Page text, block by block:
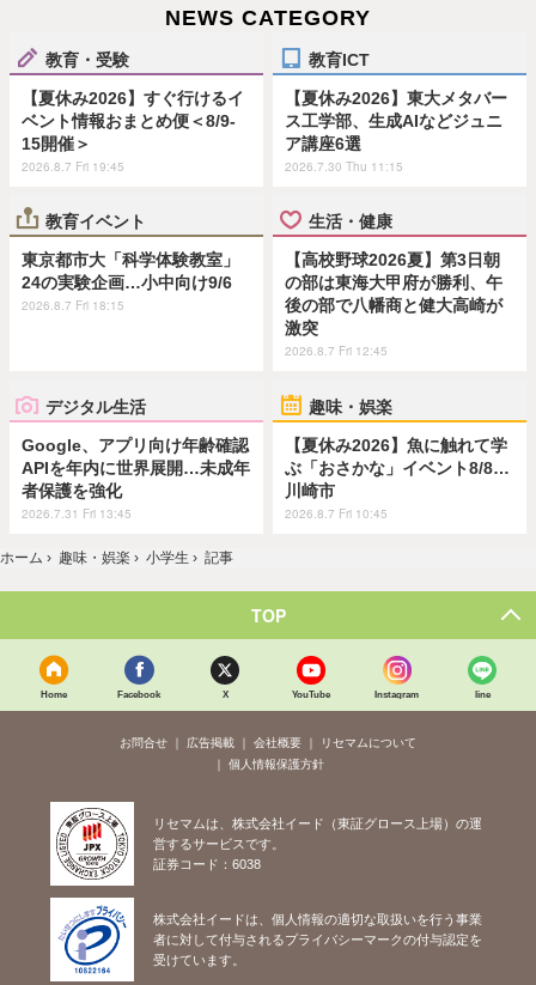
NEWS CATEGORY
教育・受験
【夏休み2026】すぐ行けるイ
ベント情報おまとめ便＜8/9-
15開催＞
2026.8.7 Fri 19:45
教育ICT
【夏休み2026】東大メタバー
ス工学部、生成AIなどジュニ
ア講座6選
2026.7.30 Thu 11:15
教育イベント
東京都市大「科学体験教室」
24の実験企画…小中向け9/6
2026.8.7 Fri 18:15
生活・健康
【高校野球2026夏】第3日朝
の部は東海大甲府が勝利、午
後の部で八幡商と健大高崎が
激突
2026.8.7 Fri 12:45
デジタル生活
Google、アプリ向け年齢確認
APIを年内に世界展開…未成年
者保護を強化
2026.7.31 Fri 13:45
趣味・娯楽
【夏休み2026】魚に触れて学
ぶ「おさかな」イベント8/8…
川崎市
2026.8.7 Fri 10:45
ホーム › 趣味・娯楽 › 小学生 › 記事
TOP
Home Facebook X YouTube Instagram line
お問合せ 広告掲載 会社概要
リセマムについて
個人情報保護方針
リセマムは、株式会社イード（東証グロース上場）の運
営するサービスです。
証券コード：6038
株式会社イードは、個人情報の適切な取扱いを行う事業
者に対して付与されるプライバシーマークの付与認定を
受けています。